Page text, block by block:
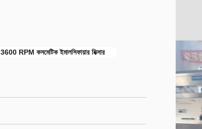
3600 RPM কসমেটিক ইমালসিফায়ার মিক্সার